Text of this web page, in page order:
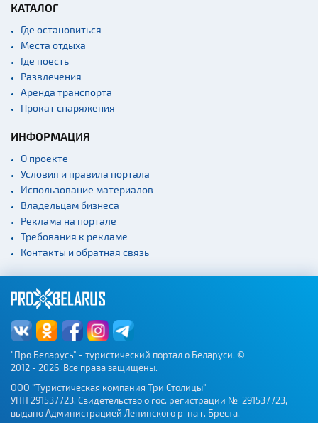
КАТАЛОГ
Где остановиться
Места отдыха
Где поесть
Развлечения
Аренда транспорта
Прокат снаряжения
ИНФОРМАЦИЯ
О проекте
Условия и правила портала
Использование материалов
Владельцам бизнеса
Реклама на портале
Требования к рекламе
Контакты и обратная связь
"Про Беларусь" - туристический портал о Беларуси. ©
2012 - 2026. Все права защищены.
ООО "Туристическая компания Три Столицы"
УНП 291537723. Свидетельство о гос. регистрации № 291537723,
выдано Администрацией Ленинского р-на г. Бреста.